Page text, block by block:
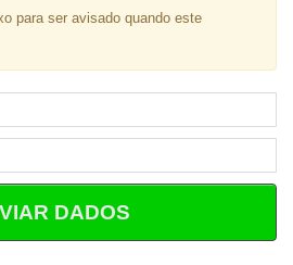
para ser avisado quando este
DADOS